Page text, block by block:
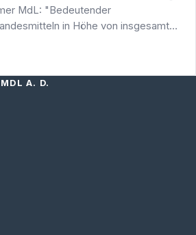
MdL: "Bedeutender
in Höhe von insgesamt
A. D.